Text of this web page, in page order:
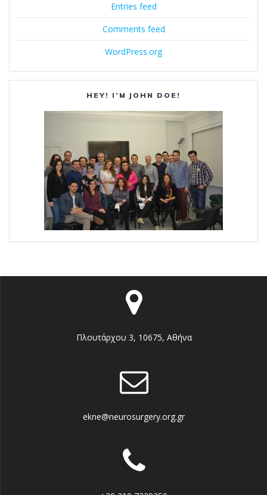
Entries feed
Comments feed
WordPress.org
HEY! I’M JOHN DOE!
Πλουτάρχου 3, 10675, Αθήνα
ekne@neurosurgery.org.gr